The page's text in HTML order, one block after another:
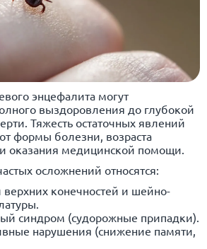
энцефалита могут
выздоровления до глубокой
Тяжесть остаточных явлений
формы болезни, возраста
оказания медицинской помощи.
осложнений относятся:
конечностей и шейно-
синдром (судорожные припадки).
нарушения (снижение памяти,